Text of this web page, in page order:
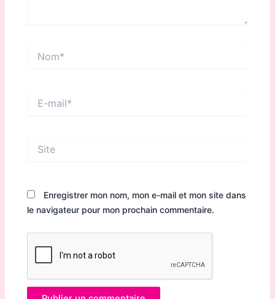
mail*
Enregistrer mon nom, mon e-mail et mon site dans
le navigateur pour mon prochain commentaire.